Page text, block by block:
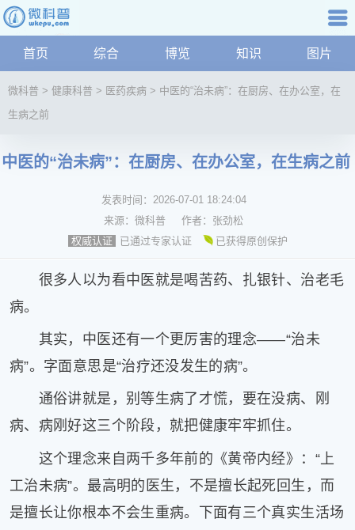
科普知识 航
首页 综合 博览 知识 图片
普
讯
技
健
庭
人
生
微科普 > 健康科普 > 医药疾病 > 中医的“治未病”：在厨房、在办公室，在
生病之前
中医的“治未病”：在厨房、在办公室，在生病之前
发表时间： 2026-07-01 18:24:04
来源： 微科普 作者： 张劲松
权威认证
已通过专家认证 已获得原创保护
很多人以为看中医就是喝苦药、扎银针、治老毛
病。
其实，中医还有一个更厉害的理念——“治未
病”。字面意思是“治疗还没发生的病”。
通俗讲就是，别等生病了才慌，要在没病、刚
病、病刚好这三个阶段，就把健康牢牢抓住。
这个理念来自两千多年前的《黄帝内经》：“上
工治未病”。最高明的医生，不是擅长起死回生，而
是擅长让你根本不会生重病。下面有三个真实生活场